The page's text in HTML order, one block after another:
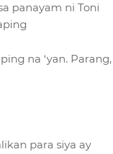
panayam ni Toni
na ‘yan. Parang,
para siya ay